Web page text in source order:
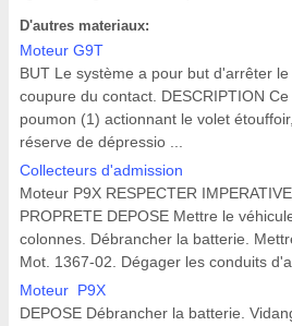
D'autres materiaux:
Moteur G9T
BUT Le système a pour but d'arrêter
coupure du contact. DESCRIPTION
poumon (1) actionnant le volet
réserve de dépressio ...
Collecteurs d'admission
Moteur P9X RESPECTER
PROPRETE DEPOSE Mettre le
colonnes. Débrancher la batterie.
Mot. 1367-02. Dégager les conduits
Moteur P9X
DEPOSE Débrancher la batterie.